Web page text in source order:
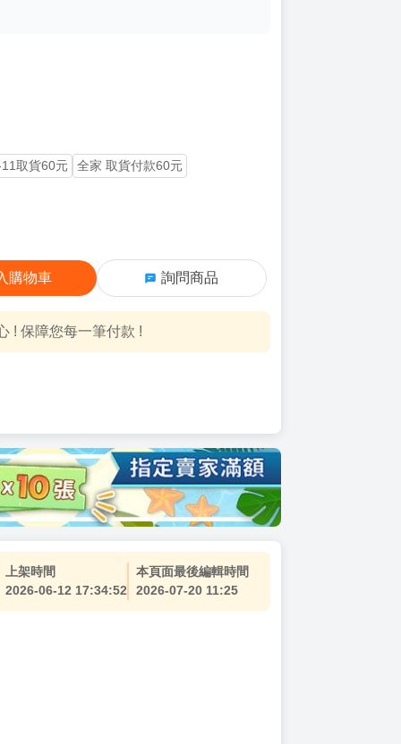
取貨60元
全家 取貨付款60元
購物車 詢問商品
! 保障您每一筆付款 !